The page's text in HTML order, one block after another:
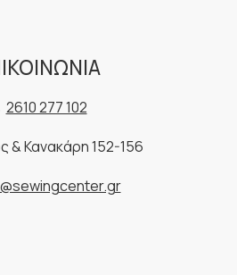
2610 277 102
& Κανακάρη 152-156